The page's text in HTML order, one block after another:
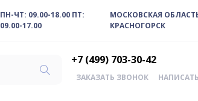
ПН-ЧТ: 09.00-18.00 ПТ:
09.00-17.00
МОСКОВСКАЯ
КРАСНОГОРСК
+7 (499) 703-30-42
ЗАКАЗАТЬ ЗВОНОК